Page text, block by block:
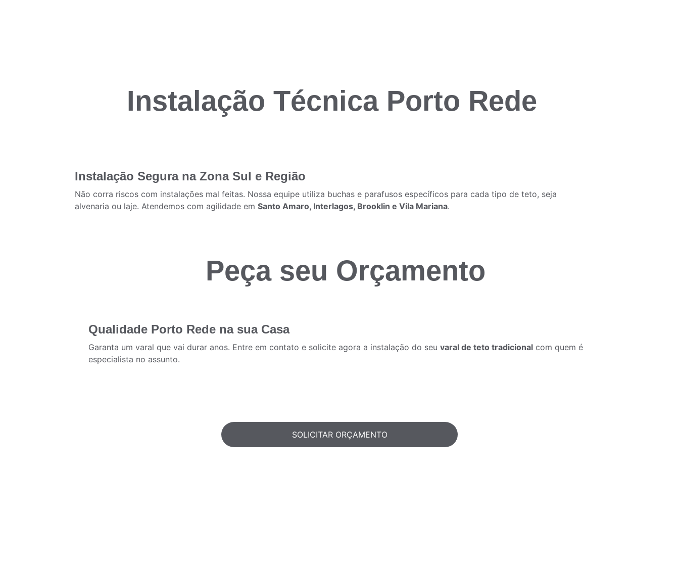
Instalação Técnica Porto Rede
Instalação Segura na Zona Sul e Região
Não corra riscos com instalações mal feitas. Nossa equipe utiliza buchas e parafusos específicos para cada tipo de teto, seja
alvenaria ou laje. Atendemos com agilidade em Santo Amaro, Interlagos, Brooklin e Vila Mariana.
Peça seu Orçamento
Qualidade Porto Rede na sua Casa
Garanta um varal que vai durar anos. Entre em contato e solicite agora a instalação do seu varal de teto tradicional com quem é
especialista no assunto.
SOLICITAR ORÇAMENTO